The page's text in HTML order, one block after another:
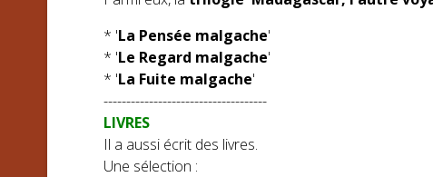
* 'La Pensée malgache'
* 'Le Regard malgache'
* 'La Fuite malgache'
------------------------------------
LIVRES
Il a aussi écrit des livres.
Une sélection :